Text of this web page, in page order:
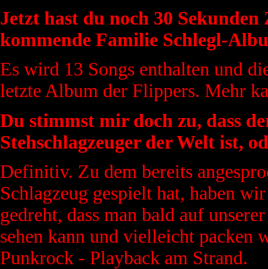
Jetzt hast du noch 30 Sekunden
kommende Familie Schlegl-
Es wird 13 Songs enthalten und
letzte Album der Flippers. Mehr
Du stimmst mir doch zu, dass
Stehschlagzeuger der Welt ist,
Definitiv. Zu dem bereits
Schlagzeug gespielt hat, haben
gedreht, dass man bald auf
sehen kann und vielleicht packen
Punkrock - Playback am Strand.